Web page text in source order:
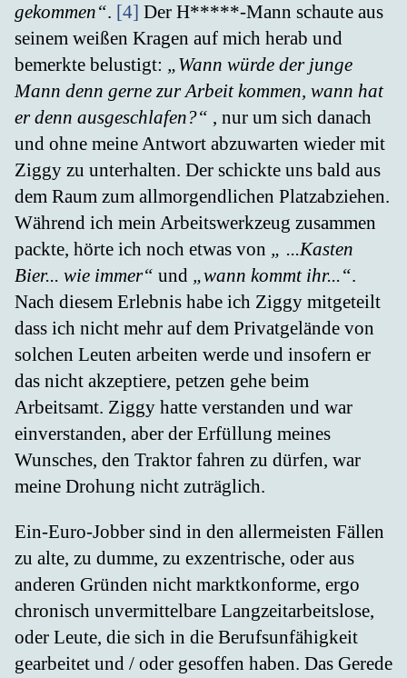
gekommen“. [4] Der H*****-Mann schaute aus
seinem weißen Kragen auf mich herab und
bemerkte belustigt: „Wann würde der junge
Mann denn gerne zur Arbeit kommen, wann hat
er denn ausgeschlafen?“ , nur um sich danach
und ohne meine Antwort abzuwarten wieder mit
Ziggy zu unterhalten. Der schickte uns bald aus
dem Raum zum allmorgendlichen Platzabziehen.
Während ich mein Arbeitswerkzeug zusammen
packte, hörte ich noch etwas von „ ...Kasten
Bier... wie immer“ und „wann kommt ihr...“.
Nach diesem Erlebnis habe ich Ziggy mitgeteilt
dass ich nicht mehr auf dem Privatgelände von
solchen Leuten arbeiten werde und insofern er
das nicht akzeptiere, petzen gehe beim
Arbeitsamt. Ziggy hatte verstanden und war
einverstanden, aber der Erfüllung meines
Wunsches, den Traktor fahren zu dürfen, war
meine Drohung nicht zuträglich.
Ein-Euro-Jobber sind in den allermeisten Fällen
zu alte, zu dumme, zu exzentrische, oder aus
anderen Gründen nicht marktkonforme, ergo
chronisch unvermittelbare Langzeitarbeitslose,
oder Leute, die sich in die Berufsunfähigkeit
gearbeitet und / oder gesoffen haben. Das Gerede